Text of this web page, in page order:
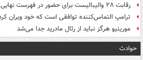
رقابت ۲۸ والیبالیست برای حضور در فهرست نهایی تیم ملی
ترامپ التماس‌کننده توافقی است که خود ویران
مورینیو هرگز نباید از رئال مادرید جدا می‌شد
حوادث